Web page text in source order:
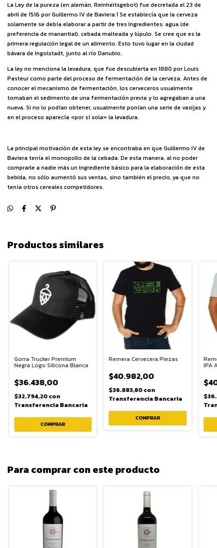
La Ley de la pureza (en alemán, Reinheitsgebot) fue decretada el 23 de
abril de 1516 por Guillermo IV de Baviera.1​ Se establecía que la cerveza
solamente se debía elaborar a partir de tres ingredientes: agua (de
preferencia de manantial), cebada malteada y lúpulo. Se cree que es la
primera regulación legal de un alimento. Esto tuvo lugar en la ciudad
bávara de Ingolstadt, junto al río Danubio.
La ley no menciona la levadura, que fue descubierta en 1880 por Louis
Pasteur como parte del proceso de fermentación de la cerveza. Antes de
conocer el mecanismo de fermentación, los cerveceros usualmente
tomaban el sedimento de una fermentación previa y lo agregaban a una
nueva. Si no lo podían obtener, usualmente ponían una serie de vasijas y
en el proceso aparecía «por sí sola» la levadura.
La principal motivación de esta ley se encontraba en que Guillermo IV de
Baviera tenía el monopolio de la cebada. De esta manera, al no poder
comprarle a nadie más un ingrediente básico para la elaboración de esta
bebida, no sólo aumentó sus ventas, sino también el precio, ya que no
tenía otros cereales competidores.
Productos similares
Gorra Trucker Premium
Negra Logo Silicona Blanca
$36.438,00
$32.794,20con
Transferencia Bancaria
Remera Cervecera Piezas
$40.982,00
$36.883,80con
Transferencia Bancaria
IPA
Para comprar con este producto